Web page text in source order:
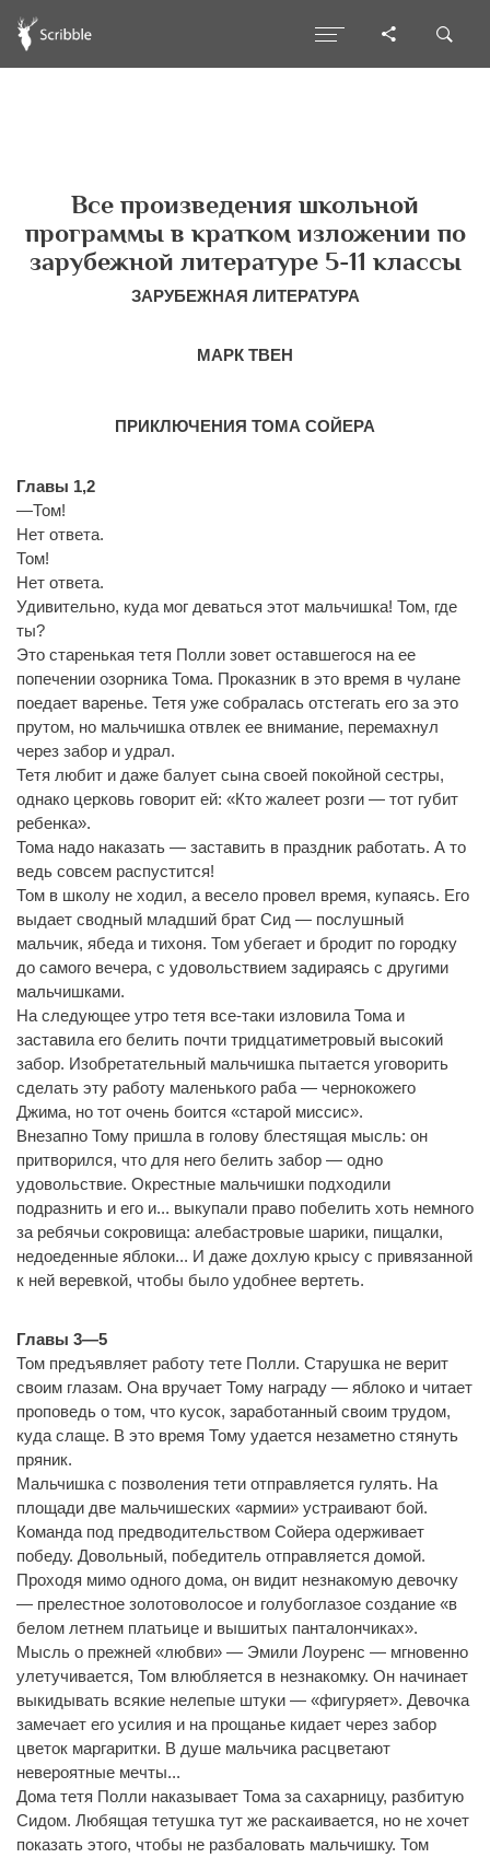
Все произведения школьной
программы в кратком изложении по
зарубежной литературе 5-11 классы
ЗАРУБЕЖНАЯ ЛИТЕРАТУРА
МАРК ТВЕН
ПРИКЛЮЧЕНИЯ ТОМА СОЙЕРА
Главы 1,2
—Том!
Нет ответа.
Том!
Нет ответа.
Удивительно, куда мог деваться этот мальчишка! Том, где
ты?
Это старенькая тетя Полли зовет оставшегося на ее
попечении озорника Тома. Проказник в это время в чулане
поедает варенье. Тетя уже собралась отстегать его за это
прутом, но мальчишка отвлек ее внимание, перемахнул
через забор и удрал.
Тетя любит и даже балует сына своей покойной сестры,
однако церковь говорит ей: «Кто жалеет розги — тот губит
ребенка».
Тома надо наказать — заставить в праздник работать. А то
ведь совсем распустится!
Том в школу не ходил, а весело провел время, купаясь. Его
выдает сводный младший брат Сид — послушный
мальчик, ябеда и тихоня. Том убегает и бродит по городку
до самого вечера, с удовольствием задираясь с другими
мальчишками.
На следующее утро тетя все-таки изловила Тома и
заставила его белить почти тридцатиметровый высокий
забор. Изобретательный мальчишка пытается уговорить
сделать эту работу маленького раба — чернокожего
Джима, но тот очень боится «старой миссис».
Внезапно Тому пришла в голову блестящая мысль: он
притворился, что для него белить забор — одно
удовольствие. Окрестные мальчишки подходили
подразнить и его и... выкупали право побелить хоть немного
за ребячьи сокровища: алебастровые шарики, пищалки,
недоеденные яблоки... И даже дохлую крысу с привязанной
к ней веревкой, чтобы было удобнее вертеть.
Главы 3—5
Том предъявляет работу тете Полли. Старушка не верит
своим глазам. Она вручает Тому награду — яблоко и читает
проповедь о том, что кусок, заработанный своим трудом,
куда слаще. В это время Тому удается незаметно стянуть
пряник.
Мальчишка с позволения тети отправляется гулять. На
площади две мальчишеских «армии» устраивают бой.
Команда под предводительством Сойера одерживает
победу. Довольный, победитель отправляется домой.
Проходя мимо одного дома, он видит незнакомую девочку
— прелестное золотоволосое и голубоглазое создание «в
белом летнем платьице и вышитых панталончиках».
Мысль о прежней «любви» — Эмили Лоуренс — мгновенно
улетучивается, Том влюбляется в незнакомку. Он начинает
выкидывать всякие нелепые штуки — «фигуряет». Девочка
замечает его усилия и на прощанье кидает через забор
цветок маргаритки. В душе мальчика расцветают
невероятные мечты...
Дома тетя Полли наказывает Тома за сахарницу, разбитую
Сидом. Любящая тетушка тут же раскаивается, но не хочет
показать этого, чтобы не разбаловать мальчишку. Том